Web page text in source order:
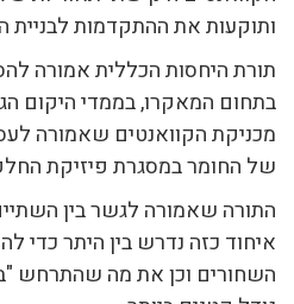
ותוקעות את ההתקדמות לבניית
תורת היחסות הכללית אמורה
בתחום המאקרו, בממדי היקום
מכניקת הקוואנטים שאמורה
של החומר במסגרת פיזיקת
התורה שאמורה לגשר בין
איחוד כזה נדרש בין היתר כדי
השחורים וכן את מה שהתרחש